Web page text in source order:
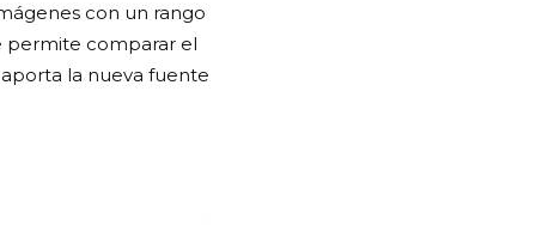
con un rango
permite comparar el
la nueva fuente